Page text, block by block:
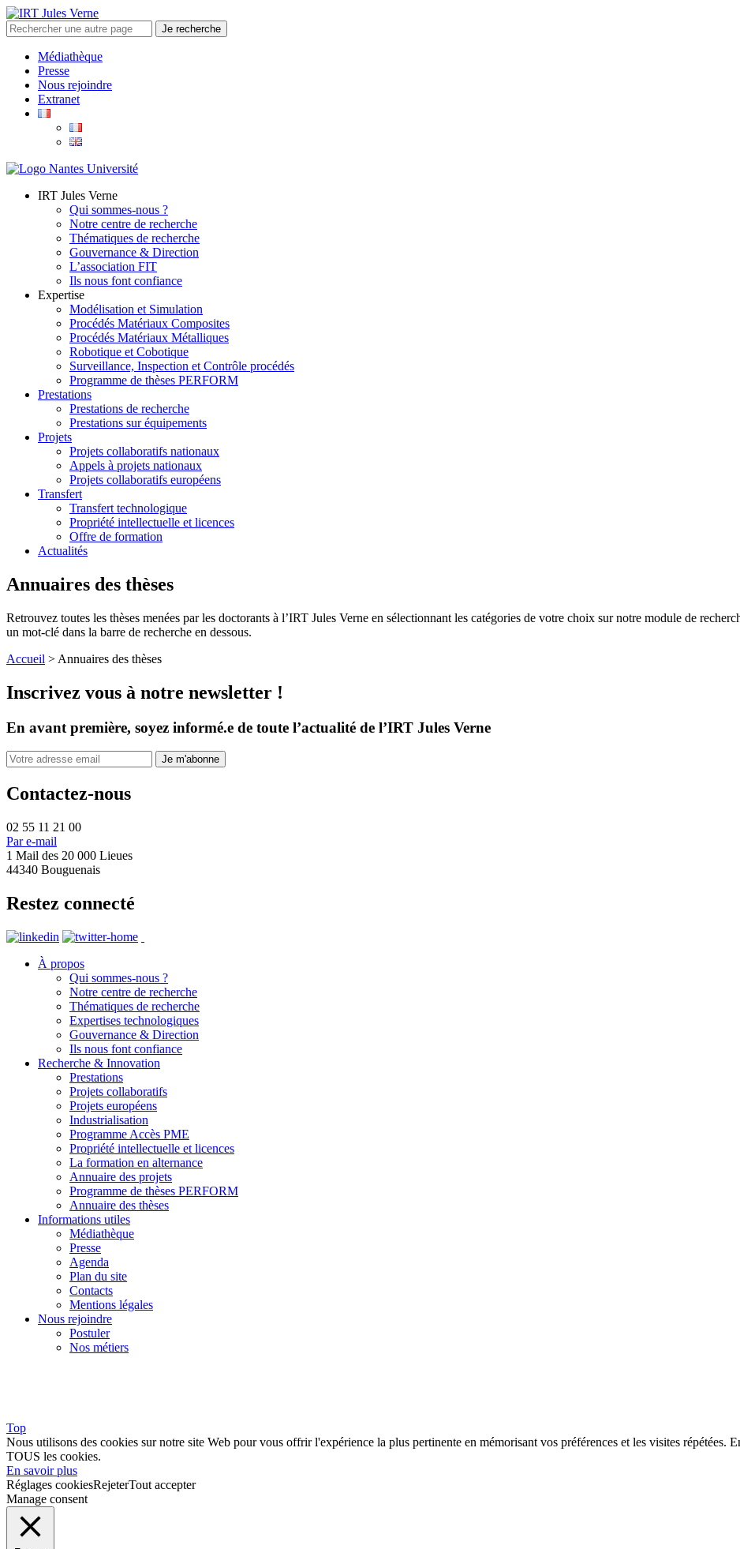
Médiathèque
Presse
Nous rejoindre
Extranet
IRT Jules Verne
Qui sommes-nous ?
Notre centre de recherche
Thématiques de recherche
Gouvernance & Direction
L’association FIT
Ils nous font confiance
Expertise
Modélisation et Simulation
Procédés Matériaux Composites
Procédés Matériaux Métalliques
Robotique et Cobotique
Surveillance, Inspection et Contrôle procédés
Programme de thèses PERFORM
Prestations
Prestations de recherche
Prestations sur équipements
Projets
Projets collaboratifs nationaux
Appels à projets nationaux
Projets collaboratifs européens
Transfert
Transfert technologique
Propriété intellectuelle et licences
Offre de formation
Actualités
Annuaires des thèses
Retrouvez toutes les thèses menées par les doctorants à l’IRT Jules Verne en sélectionnant les catégories de votre choix sur notre module de
un mot-clé dans la barre de recherche en dessous.
Accueil > Annuaires des thèses
Inscrivez vous à notre newsletter !
En avant première, soyez informé.e de toute l’actualité de l’IRT Jules Verne
Contactez-nous
02 55 11 21 00
Par e-mail
1 Mail des 20 000 Lieues
44340 Bouguenais
Restez connecté
À propos
Qui sommes-nous ?
Notre centre de recherche
Thématiques de recherche
Expertises technologiques
Gouvernance & Direction
Ils nous font confiance
Recherche & Innovation
Prestations
Projets collaboratifs
Projets européens
Industrialisation
Programme Accès PME
Propriété intellectuelle et licences
La formation en alternance
Annuaire des projets
Programme de thèses PERFORM
Annuaire des thèses
Informations utiles
Médiathèque
Presse
Agenda
Plan du site
Contacts
Mentions légales
Nous rejoindre
Postuler
Nos métiers
Top
Nous utilisons des cookies sur notre site Web pour vous offrir l'expérience la plus pertinente en mémorisant vos préférences et les visites répétées.
TOUS les cookies.
En savoir plus
Réglages cookiesRejeterTout accepter
Manage consent